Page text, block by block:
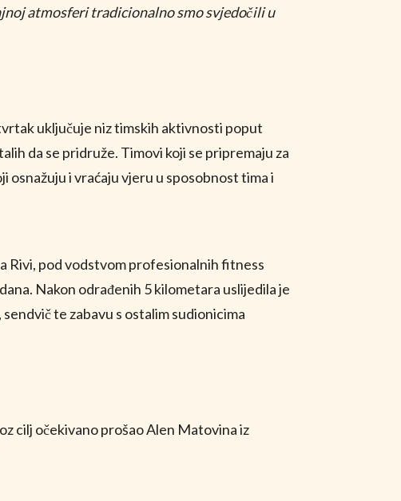
atmosferi tradicionalno smo svjedočili u
uključuje niz timskih aktivnosti poput
da se pridruže. Timovi koji se pripremaju za
osnažuju i vraćaju vjeru u sposobnost tima i
Rivi, pod vodstvom profesionalnih fitness
Nakon odrađenih 5 kilometara uslijedila je
te zabavu s ostalim sudionicima
cilj očekivano prošao Alen Matovina iz